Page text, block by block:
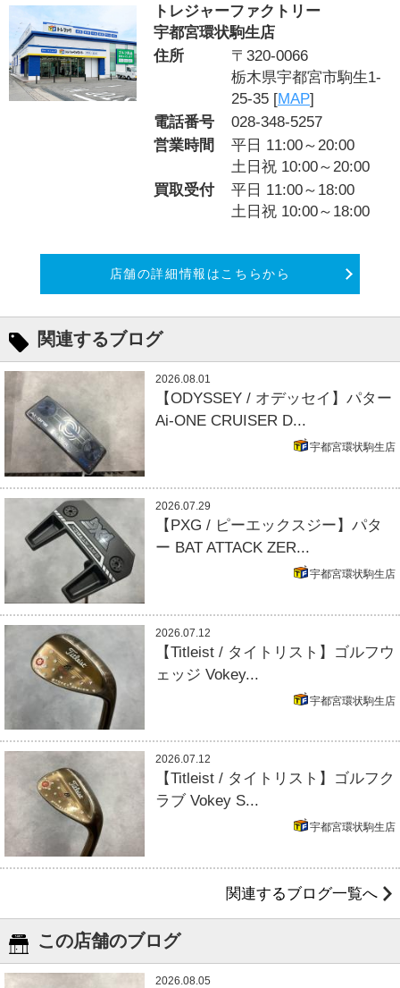
トレジャーファクトリー
宇都宮環状駒生店
住所
〒320-0066
栃木県宇都宮市駒生1-
25-35 [MAP]
電話番号
028-348-5257
営業時間
平日 11:00～20:00
土日祝 10:00～20:00
買取受付
平日 11:00～18:00
土日祝 10:00～18:00
店舗の詳細情報はこちらから
関連するブログ
2026.08.01
【ODYSSEY / オデッセイ】パター
Ai-ONE CRUISER D...
宇都宮環状駒生店
2026.07.29
【PXG / ピーエックスジー】パタ
ー BAT ATTACK ZER...
宇都宮環状駒生店
2026.07.12
【Titleist / タイトリスト】ゴルフウ
ェッジ Vokey...
宇都宮環状駒生店
2026.07.12
【Titleist / タイトリスト】ゴルフク
ラブ Vokey S...
宇都宮環状駒生店
関連するブログ一覧へ
この店舗のブログ
2026.08.05